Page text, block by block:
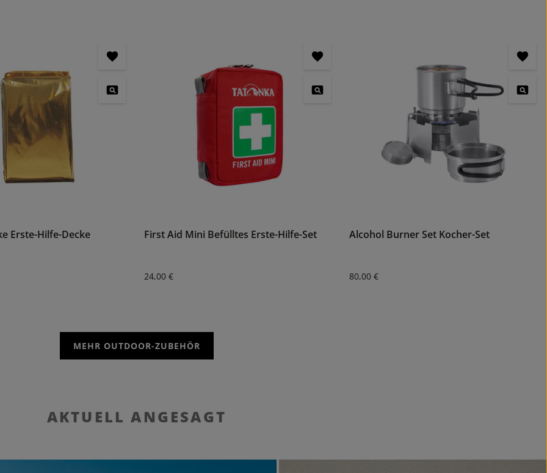
Erste-Hilfe-Decke First Aid Mini Befülltes Erste-Hilfe-Set
Regulärer Preis:
24,00 €
Alcohol Burner Set Kocher-Set
Regulärer Preis:
80,00 €
MEHR OUTDOOR-ZUBEHÖR
AKTUELL ANGESAGT